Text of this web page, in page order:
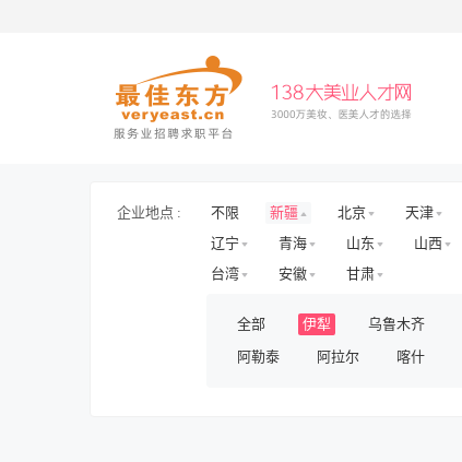
企业地点 : 不限 新疆 北京 天津
辽宁
青海 山东 山西
台湾
安徽 甘肃
全部 伊犁 乌鲁木齐
阿勒泰
阿拉尔 喀什